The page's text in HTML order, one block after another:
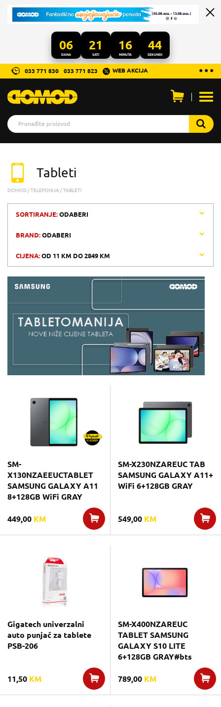
06
DANA
21
SATI
16
MINUTA
44
SEKUNDI
...
● ● ●
033 771 830 033 771 823 WEB AKCIJA
Tableti
DOMOD TELEFONIJA TABLETI
SORTIRANJE:ODABERI
BRAND:ODABERI
CIJENA:OD 11 KM DO2849 KM
SM-
X130NZAEEUCTABLET
SAMSUNG GALAXY A11
8+128GB WiFi GRAY
449,00 KM
SM-X230NZAREUC TAB
SAMSUNG GALAXY A11+
WiFi 6+128GB GRAY
549,00 KM
Gigatech univerzalni
auto punjač za tablete
PSB-206
11,50 KM
SM-X400NZAREUC
TABLET SAMSUNG
GALAXY S10 LITE
6+128GB GRAY#bts
789,00 KM